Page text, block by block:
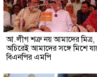
আ.লীগ শত্রু নয় আমাদের মিত্র,
অচিরেই আমাদের সঙ্গে মিশে
বিএনপির এমপি